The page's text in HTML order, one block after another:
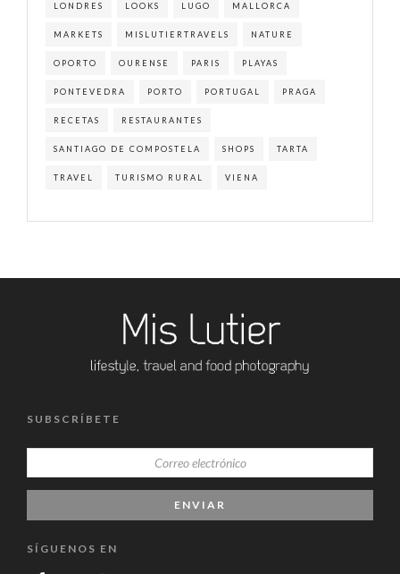
LONDRES LOOKS LUGO MALLORCA
MARKETS MISLUTIERTRAVELS NATURE
OPORTO OURENSE PARIS PLAYAS
PONTEVEDRA PORTO PORTUGAL PRAGA
RECETAS RESTAURANTES
SANTIAGO DE COMPOSTELA SHOPS TARTA
TRAVEL TURISMO RURAL VIENA
SUBSCRÍBETE
SÍGUENOS EN